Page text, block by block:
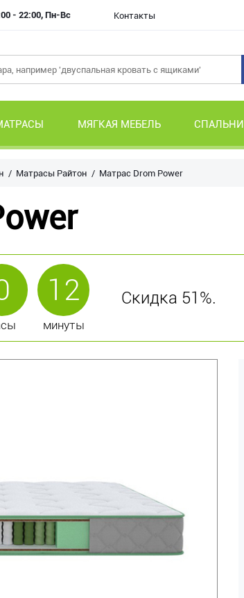
- 22:00, Пн-Вс Контакты
МЯГКАЯ МЕБЕЛЬ СПАЛЬНИ
Матрасы Райтон Матрас Drom Power
12
минуты
Скидка 51%.